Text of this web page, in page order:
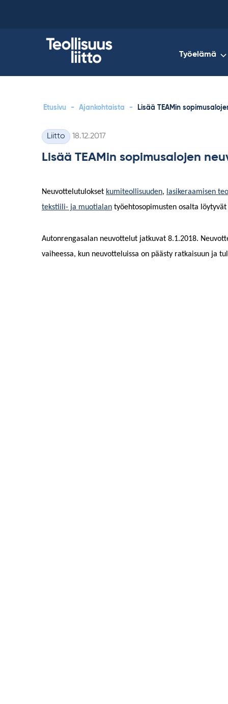
Työelämä
Etusivu - Ajankohtaista - Lisää TEAMin
Kategoriat
Liitto Kirjoitettu
18.12.2017
Lisää TEAMin sopimusalojen
Neuvottelutulokset kumiteollisuuden, lasikeraamisen
tekstiili- ja muotialan työehtosopimusten osalta
Autonrengasalan neuvottelut jatkuvat 8.1.2018.
vaiheessa, kun neuvotteluissa on päästy ratkaisuun ja